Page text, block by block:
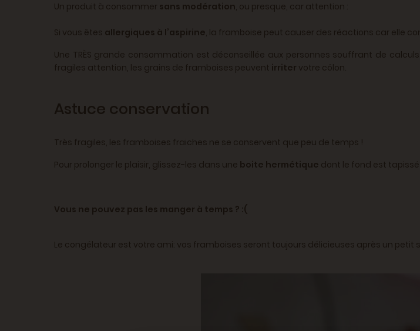
Un produit à consommer sans modération, ou presque, car attention :
Si vous êtes allergiques à l’aspirine, la framboise peut causer des réactions car elle
Une TRÈS grande consommation est déconseillée aux personnes souffrant de
fragiles attention, les grains de framboises peuvent irriter votre côlon.
Astuce conservation
Très fragiles, les framboises fraiches ne se conservent que peu de temps !
Pour prolonger le plaisir, glissez-les dans une boite hermétique dont le fond est
Vous ne pouvez pas les manger à temps ? :(
Le congélateur est votre ami: vos framboises seront toujours délicieuses après un petit